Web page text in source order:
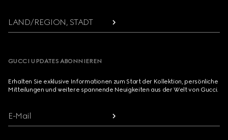
LAND/REGION, STADT
GUCCI UPDATES ABONNIEREN
Erhalten Sie exklusive Informationen zum Start der Kollektion, persönliche
Mitteilungen und weitere spannende Neuigkeiten aus der Welt von Gucci.
E-Mail